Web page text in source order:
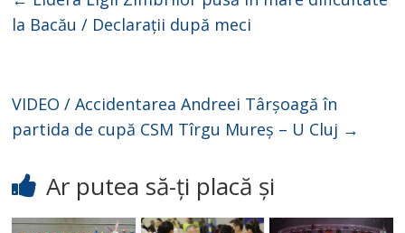
la Bacău / Declarații după meci
VIDEO / Accidentarea Andreei Târșoagă în
partida de cupă CSM Tîrgu Mureș – U Cluj →
Ar putea să-ți placă și